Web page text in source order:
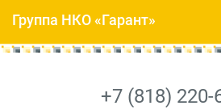
+7 (818) 220-
Группа НКО «Гарант»